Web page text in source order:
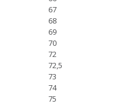
67
68
69
70
72
72,5
73
74
75